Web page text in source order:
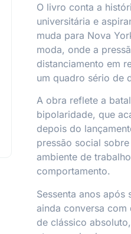
O livro conta a
universitária e
muda para Nova
moda, onde a
distanciamento em
um quadro sério de
A obra reflete a
bipolaridade, que
depois do
pressão social
ambiente de
comportamento.
Sessenta anos
ainda conversa
de clássico